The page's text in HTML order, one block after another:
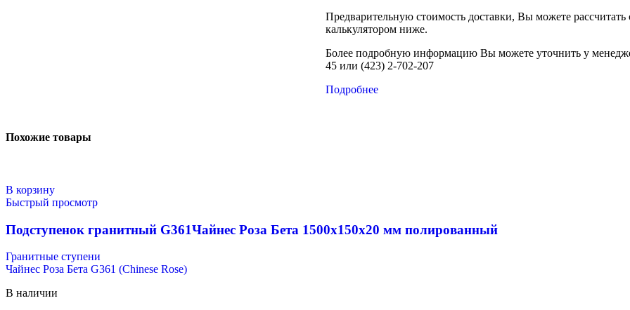
Предварительную стоимость доставки, Вы можете рассчитать
калькулятором ниже.
Более подробную информацию Вы можете уточнить у
45 или (423) 2-702-207
Подробнее
Похожие товары
В корзину
Быстрый просмотр
Подступенок гранитный G361Чайнес Роза Бета 1500x150x20 мм полированный
Гранитные ступени
Чайнес Роза Бета G361 (Chinese Rose)
В наличии